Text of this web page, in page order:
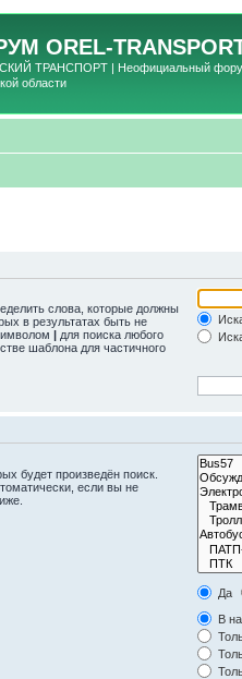
OREL-
ТРАНСПОРТ | Неофициальный форум
области
слова, которые должны
в результатах быть не
| для поиска любого
шаблона для частичного
будет произведён поиск.
если вы не
Да
В